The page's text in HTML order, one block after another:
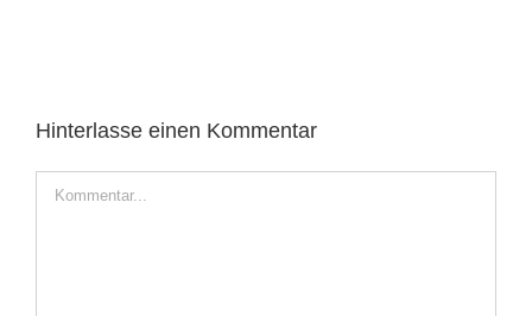
Hinterlasse einen Kommentar